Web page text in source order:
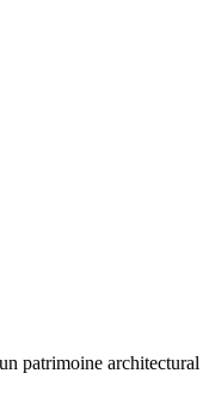
patrimoine architectural